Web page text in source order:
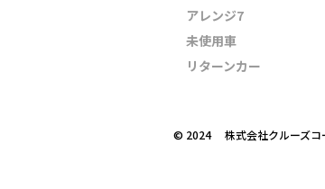
アレンジ7
未使用車
リターンカー
©︎ 2024 株式会社クルーズコ